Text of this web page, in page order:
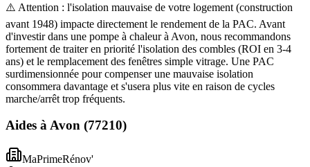
⚠️ Attention : l'isolation mauvaise de votre logement (construction
avant 1948) impacte directement le rendement de la PAC. Avant
d'investir dans une pompe à chaleur à Avon, nous recommandons
fortement de traiter en priorité l'isolation des combles (ROI en 3-4
ans) et le remplacement des fenêtres simple vitrage. Une PAC
surdimensionnée pour compenser une mauvaise isolation
consommera davantage et s'usera plus vite en raison de cycles
marche/arrêt trop fréquents.
Aides àAvon (77210)
MaPrimeRénov'